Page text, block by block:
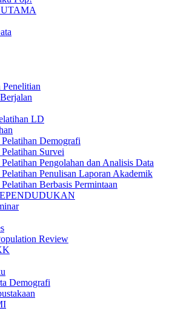
Penelitian
LD
Pelatihan Demografi
Pelatihan Survei
Pelatihan Pengolahan dan Analisis Data
Pelatihan Penulisan Laporan Akademik
Pelatihan Berbasis Permintaan
Review
Demografi